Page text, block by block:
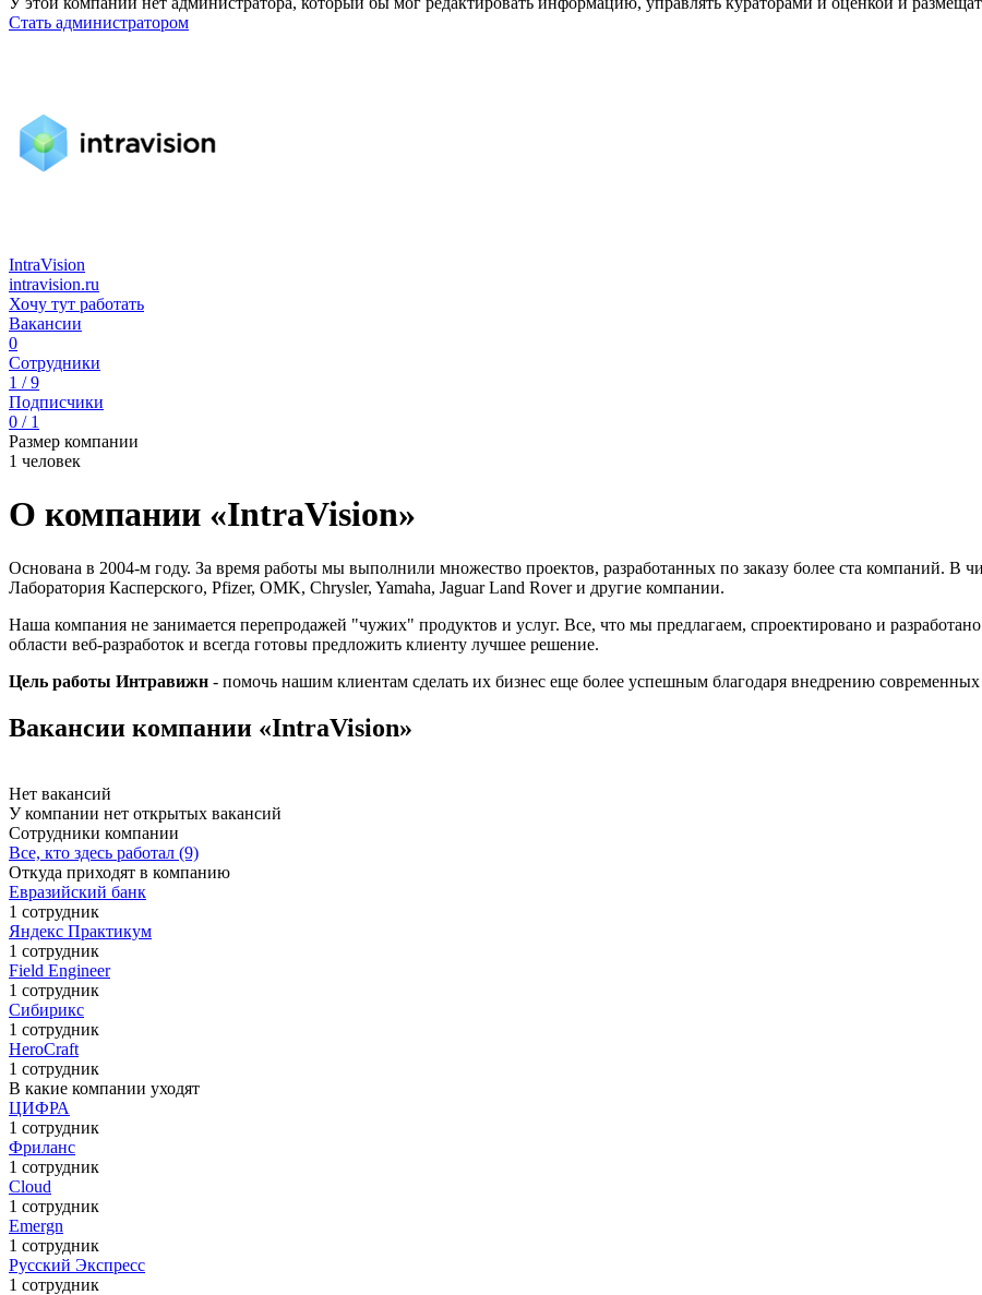
Стать администратором
IntraVision
intravision.ru
Хочу тут работать
Вакансии
0
Сотрудники
1 / 9
Подписчики
0 / 1
Размер компании
1 человек
О компании «IntraVision»
Основана в 2004-м году. За время работы мы выполнили множество проектов, разработанных по заказу более ста компаний. В
Лаборатория Касперского, Pfizer, OMK, Chrysler, Yamaha, Jaguar Land Rover и другие компании.
Наша компания не занимается перепродажей "чужих" продуктов и услуг. Все, что мы предлагаем, спроектировано и
области веб-разработок и всегда готовы предложить клиенту лучшее решение.
Цель работы Интравижн - помочь нашим клиентам сделать их бизнес еще более успешным благодаря внедрению современных
Вакансии компании «IntraVision»
Нет вакансий
У компании нет открытых вакансий
Сотрудники компании
Все, кто здесь работал (9)
Откуда приходят в компанию
Евразийский банк
1 сотрудник
Яндекс Практикум
1 сотрудник
Field Engineer
1 сотрудник
Сибирикс
1 сотрудник
HeroCraft
1 сотрудник
В какие компании уходят
ЦИФРА
1 сотрудник
Фриланс
1 сотрудник
Cloud
1 сотрудник
Emergn
1 сотрудник
Русский Экспресс
1 сотрудник